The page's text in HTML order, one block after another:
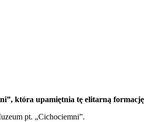
która upamiętnia tę elitarną
pt. „Cichociemni”.